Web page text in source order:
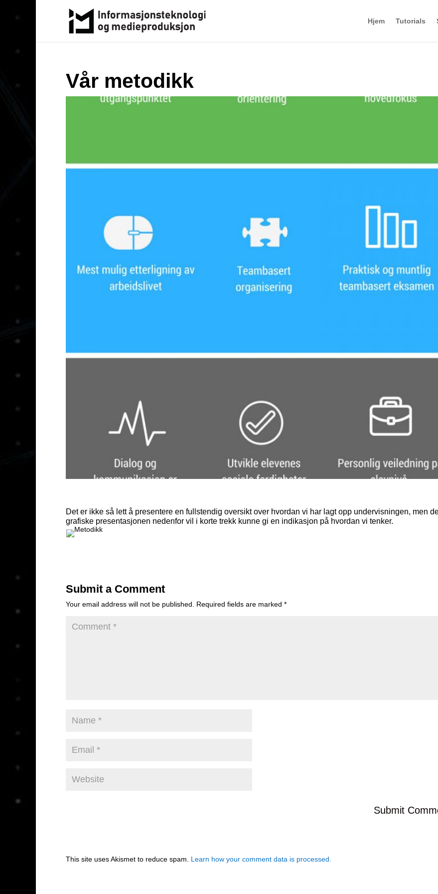
Hjem Tutorials
Vår metodikk
Det er ikke så lett å presentere en fullstendig oversikt over hvordan vi har lagt opp undervisningen, men
grafiske presentasjonen nedenfor vil i korte trekk kunne gi en indikasjon på hvordan vi tenker.
Submit a Comment
Your email address will not be published. Required fields are marked *
This site uses Akismet to reduce spam. Learn how your comment data is processed.